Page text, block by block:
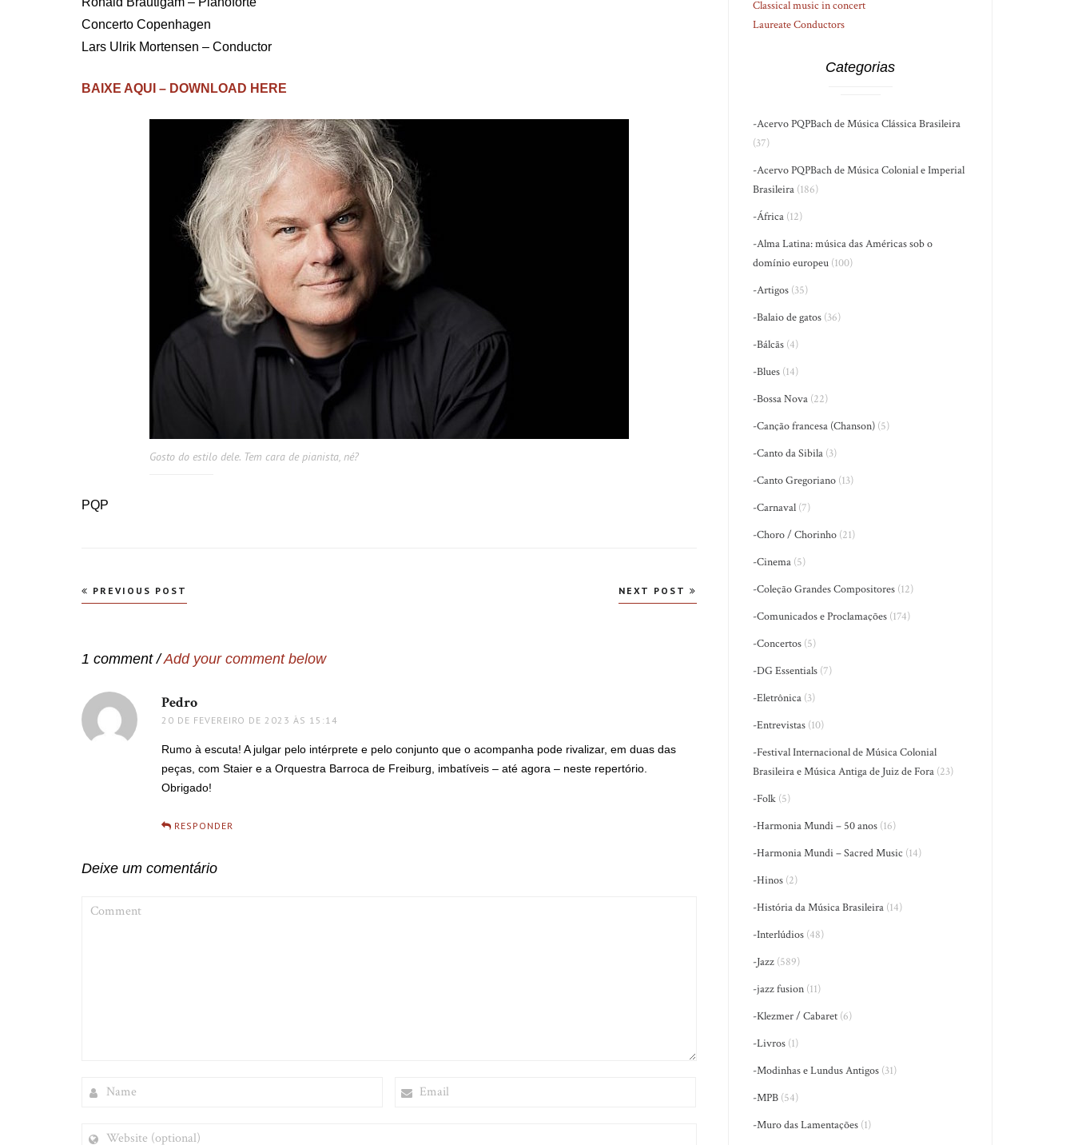
Concerto Copenhagen
Lars Ulrik Mortensen – Conductor
BAIXE AQUI – DOWNLOAD HERE
Gosto do estilo dele. Tem cara de pianista, né?
PQP
Navegação
PREVIOUS POST NEXT POST
1 comment /Add your comment below
Pedro
20 DE FEVEREIRO DE 2023 ÀS 15:14
Rumo à escuta! A julgar pelo intérprete e pelo conjunto que o acompanha pode rivalizar, em duas das
peças, com Staier e a Orquestra Barroca de Freiburg, imbatíveis – até agora – neste repertório.
Obrigado!
RESPONDER
Deixe um comentário
Classical music in concert
Laureate Conductors
Categorias
-Acervo PQPBach de Música Clássica Brasileira
(37)
-Acervo PQPBach de Música Colonial e Imperial
Brasileira (186)
-África (12)
-Alma Latina: música das Américas sob o
domínio europeu (100)
-Artigos (35)
-Balaio de gatos (36)
-Bálcãs (4)
-Blues (14)
-Bossa Nova (22)
-Canção francesa (Chanson) (5)
-Canto da Sibila (3)
-Canto Gregoriano (13)
-Carnaval (7)
-Choro / Chorinho (21)
-Cinema (5)
-Coleção Grandes Compositores (12)
-Comunicados e Proclamações (174)
-Concertos (5)
-DG Essentials (7)
-Eletrônica (3)
-Entrevistas (10)
-Festival Internacional de Música Colonial
Brasileira e Música Antiga de Juiz de Fora (23)
-Folk (5)
-Harmonia Mundi – 50 anos (16)
-Harmonia Mundi – Sacred Music (14)
-Hinos (2)
-História da Música Brasileira (14)
-Interlúdios (48)
-Jazz (589)
-jazz fusion (11)
-Klezmer / Cabaret (6)
-Livros (1)
-Modinhas e Lundus Antigos (31)
-MPB (54)
-Muro das Lamentações (1)